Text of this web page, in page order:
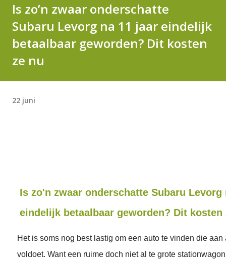
Is zo’n zwaar onderschatte
Subaru Levorg na 11 jaar eindelijk
betaalbaar geworden? Dit kosten
ze nu
22 juni
Is zo'n zwaar onderschatte Subaru Levorg
eindelijk betaalbaar geworden? Dit kosten
Het is soms nog best lastig om een auto te vinden die
voldoet. Want een ruime doch niet al te grote